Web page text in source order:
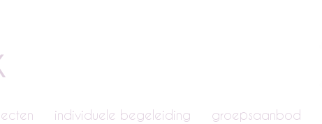
individuele begeleiding groepsaanbod